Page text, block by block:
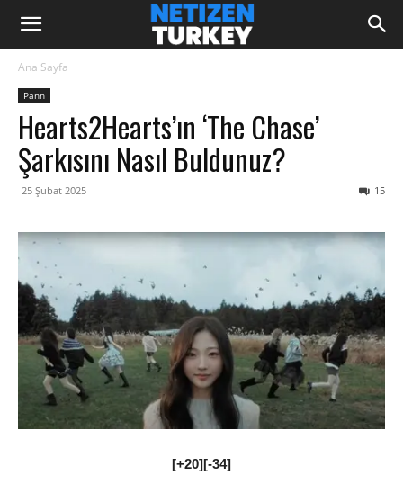
Ana Sayfa
Pann
Hearts2Hearts’ın ‘The Chase’
Şarkısını Nasıl Buldunuz?
25 Şubat 2025 15
[+20][-34]